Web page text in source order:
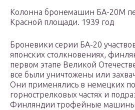
Колонна бронемашин БА-20М
Красной площади. 1939 год
Броневики серии БА-20
японских столкновениях,
первом этапе Великой
все были уничтожены или
Они применялись в немецких
горнострелковых частях и
Финляндии трофейные